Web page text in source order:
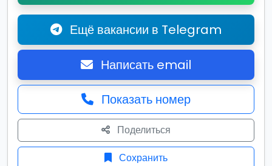
Ещё вакансии в Telegram
Написать email
Показать номер
Поделиться
Сохранить